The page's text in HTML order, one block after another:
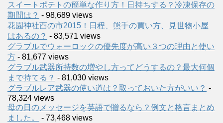
スイートポテトの簡単な作り方！日持ちする？冷凍保存の
期間は？ - 98,689 views
花園神社酉の市2015！日程、熊手の買い方、見世物小屋
はあるの？ - 83,571 views
グラブルでウォーロックの優先度が高い３つの理由と使い
方 - 81,677 views
グラブル武器所持数の増やし方ってどうするの？最大何個
まで持てる？ - 81,030 views
グラブルレア武器の使い道は？取っておいた方がいい？ -
78,324 views
母の日のメッセージを英語で贈るなら？例文と格言まとめ
ました。
- 73,468 views